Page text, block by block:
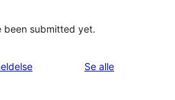
been submitted yet.
Se alleomtalene